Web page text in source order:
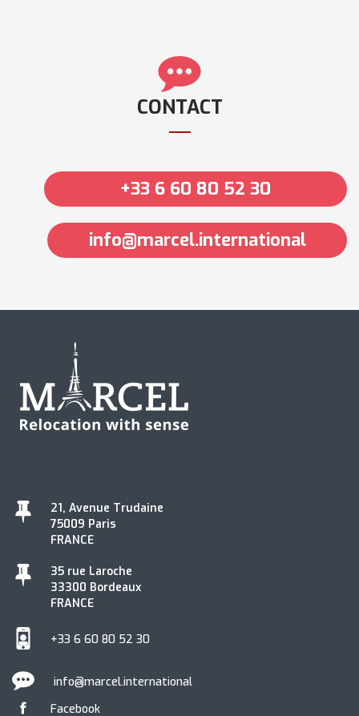
CONTACT
+33 6 60 80 52 30
info@marcel.international
21, Avenue Trudaine
75009 Paris
FRANCE
35 rue Laroche
33300 Bordeaux
FRANCE
+33 6 60 80 52 30
info@marcel.international
Facebook